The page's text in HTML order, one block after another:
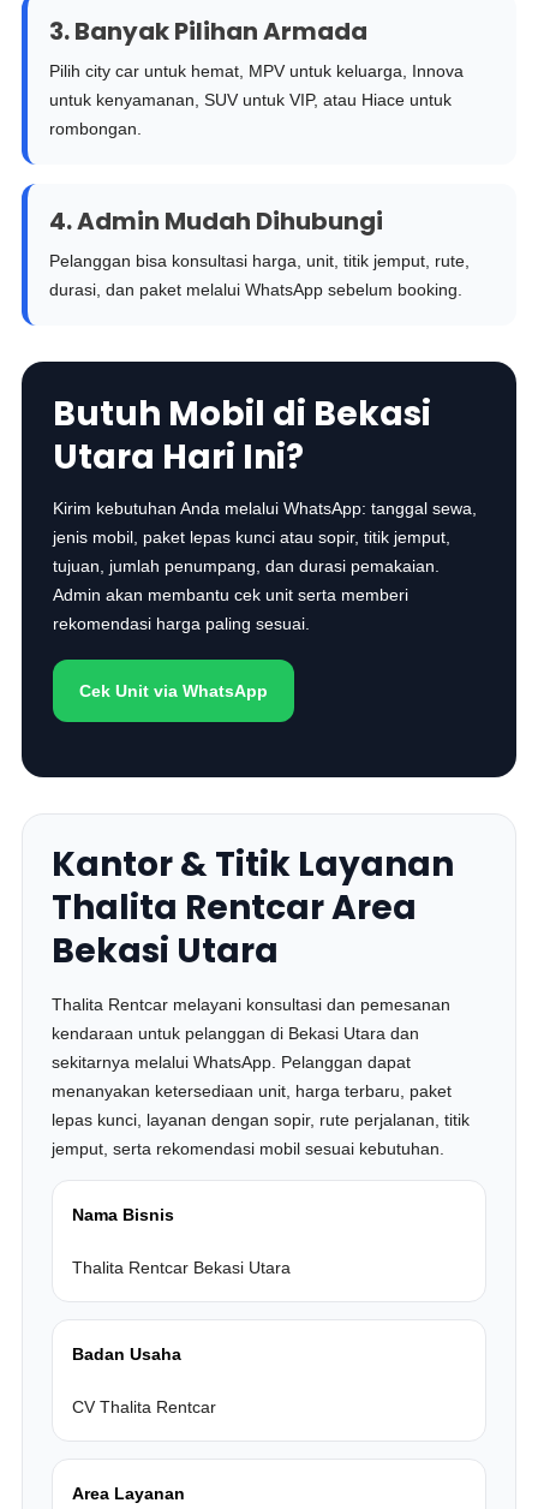
3. Banyak Pilihan Armada
Pilih city car untuk hemat, MPV untuk keluarga, Innova
untuk kenyamanan, SUV untuk VIP, atau Hiace untuk
rombongan.
4. Admin Mudah Dihubungi
Pelanggan bisa konsultasi harga, unit, titik jemput, rute,
durasi, dan paket melalui WhatsApp sebelum booking.
Butuh Mobil di Bekasi
Utara Hari Ini?
Kirim kebutuhan Anda melalui WhatsApp: tanggal sewa,
jenis mobil, paket lepas kunci atau sopir, titik jemput,
tujuan, jumlah penumpang, dan durasi pemakaian.
Admin akan membantu cek unit serta memberi
rekomendasi harga paling sesuai.
Cek Unit via WhatsApp
Kantor & Titik Layanan
Thalita Rentcar Area
Bekasi Utara
Thalita Rentcar melayani konsultasi dan pemesanan
kendaraan untuk pelanggan di Bekasi Utara dan
sekitarnya melalui WhatsApp. Pelanggan dapat
menanyakan ketersediaan unit, harga terbaru, paket
lepas kunci, layanan dengan sopir, rute perjalanan, titik
jemput, serta rekomendasi mobil sesuai kebutuhan.
Nama Bisnis
Thalita Rentcar Bekasi Utara
Badan Usaha
CV Thalita Rentcar
Area Layanan